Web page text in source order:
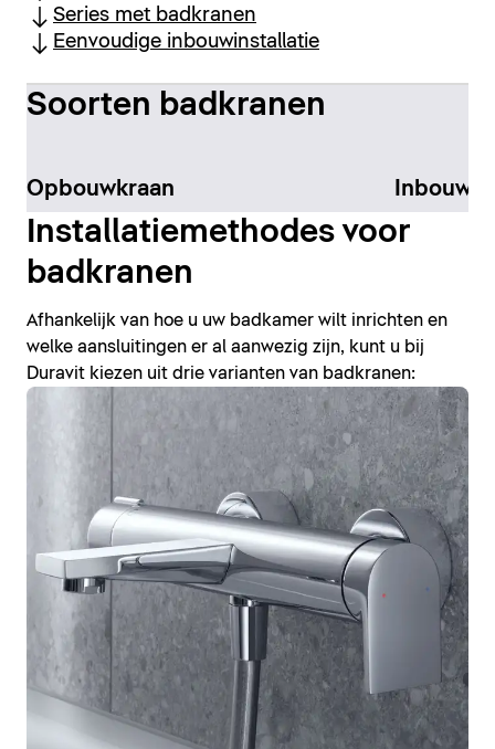
Series met badkranen
Eenvoudige inbouwinstallatie
Soorten badkranen
Opbouwkraan Inbouw-
Installatiemethodes voor
badkranen
Afhankelijk van hoe u uw badkamer wilt inrichten en
welke aansluitingen er al aanwezig zijn, kunt u bij
Duravit kiezen uit drie varianten van badkranen: